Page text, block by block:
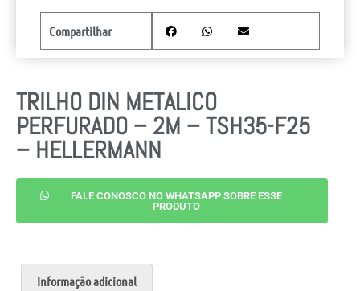
TRILHO DIN METALICO
PERFURADO – 2M – TSH35-F25
– HELLERMANN
FALE CONOSCO NO WHATSAPP SOBRE ESSE
PRODUTO
Compartilhar
Informação adicional